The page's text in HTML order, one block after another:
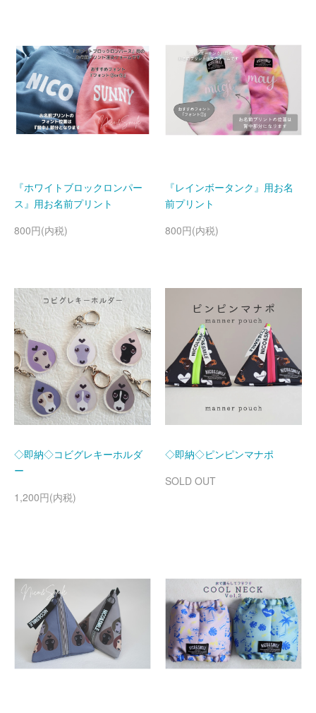
『ホワイトブロックロンパー
ス』用お名前プリント
800円(内税)
『レインボータンク』用お名
前プリント
800円(内税)
◇即納◇コビグレキーホルダ
ー
1,200円(内税)
◇即納◇ピンピンマナポ
SOLD OUT